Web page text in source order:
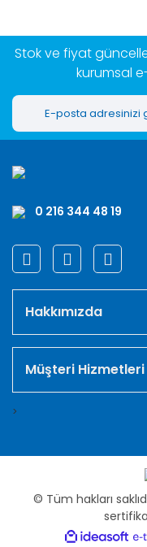
Stok ve fiyat
kurumsal
0 216 344 48 19
Hakkımızda
Müşteri Hizmetleri
>
© Tüm hakları